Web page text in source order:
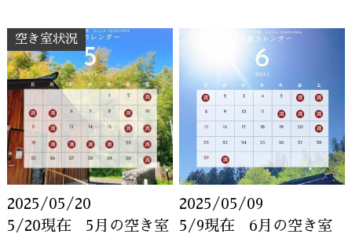
2025/05/20
空き室状況
5/20現在 5月の空き室
2025/05/09
5/9現在 6月の空き室